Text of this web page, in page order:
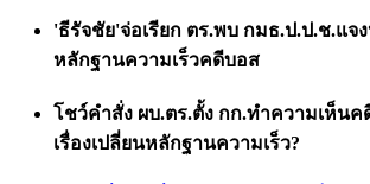
'ธีรัจชัย'จ่อเรียก ตร.พบ กมธ.ป.ป.ช.แจ
หลักฐานความเร็วคดีบอส
โชว์คำสั่ง ผบ.ตร.ตั้ง กก.ทำความเห็น
เรื่องเปลี่ยนหลักฐานความเร็ว?